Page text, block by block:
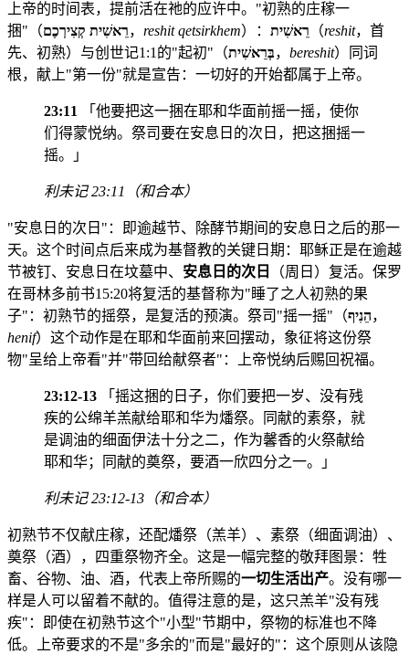
上帝的时间表，提前活在祂的应许中。"初熟的庄稼一
捆"（רֵאשִׁית קְצִירְכֶם， reshit qetsirkhem）： רֵאשִׁית （reshit，首
先、初熟）与创世记1:1的"起初"（בְּרֵאשִׁית， bereshit）同词
根，献上"第一份"就是宣告：一切好的开始都属于上帝。
23:11
「他要把这一捆在耶和华面前摇一摇，使你
们得蒙悦纳。祭司要在安息日的次日，把这捆摇一
摇。」
利未记 23:11（和合本）
"安息日的次日"：即逾越节、除酵节期间的安息日之后的那一
天。这个时间点后来成为基督教的关键日期：耶稣正是在逾越
节被钉、安息日在坟墓中、 安息日的次日
（周日）复活。保罗
在哥林多前书15:20将复活的基督称为"睡了之人初熟的果
子"：初熟节的摇祭，是复活的预演。祭司"摇一摇"（הֵנִיף，
henif）这个动作是在耶和华面前来回摆动，象征将这份祭
物"呈给上帝看"并"带回给献祭者"：上帝悦纳后赐回祝福。
23:12-13 「摇这捆的日子，你们要把一岁、没有残
疾的公绵羊羔献给耶和华为燔祭。同献的素祭，就
是调油的细面伊法十分之二，作为馨香的火祭献给
耶和华；同献的奠祭，要酒一欣四分之一。」
利未记 23:12-13（和合本）
初熟节不仅献庄稼，还配燔祭（羔羊）、素祭（细面调油）、
奠祭（酒），四重祭物齐全。这是一幅完整的敬拜图景：牲
畜、谷物、油、酒，代表上帝所赐的一切生活出产。没有哪一
样是人可以留着不献的。值得注意的是，这只羔羊"没有残
疾"：即使在初熟节这个"小型"节期中，祭物的标准也不降
低。上帝要求的不是"多余的"而是"最好的"：这个原则从该隐